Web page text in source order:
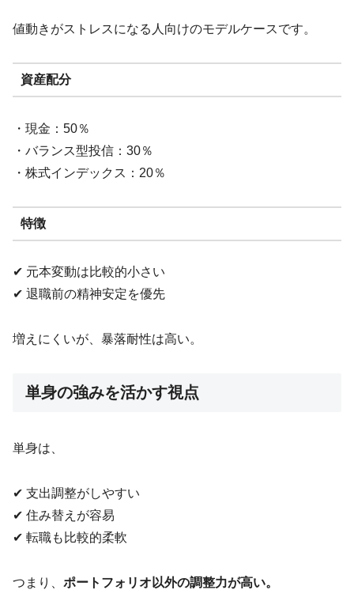
値動きがストレスになる人向けのモデルケースです。
資産配分
・現金：50％
・バランス型投信：30％
・株式インデックス：20％
特徴
✔ 元本変動は比較的小さい
✔ 退職前の精神安定を優先
増えにくいが、暴落耐性は高い。
単身の強みを活かす視点
単身は、
✔ 支出調整がしやすい
✔ 住み替えが容易
✔ 転職も比較的柔軟
つまり、 ポートフォリオ以外の調整力が高い。